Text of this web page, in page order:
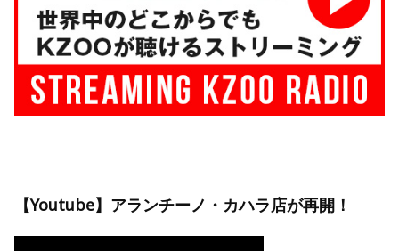
【Youtube】アランチーノ・カハラ店が再開！